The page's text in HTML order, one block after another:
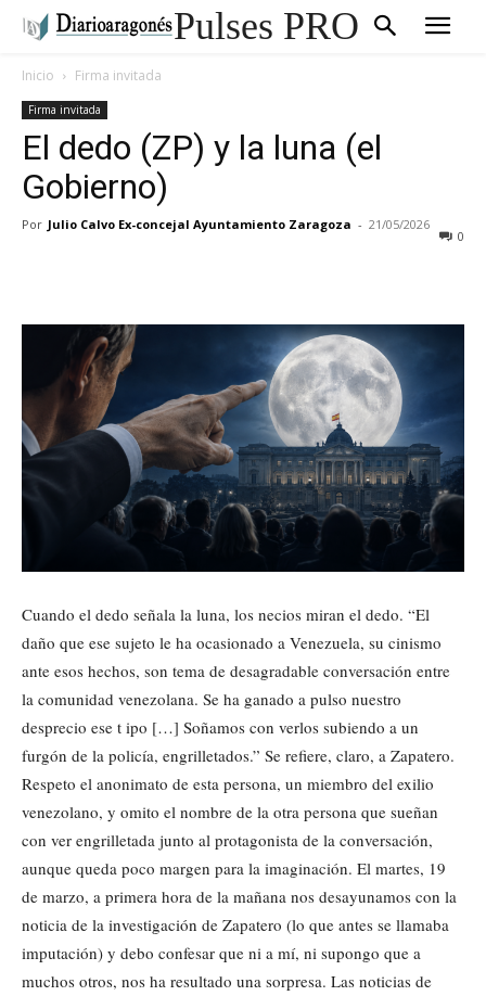
Pulses PRO
Inicio Firma invitada
Firma invitada
El dedo (ZP) y la luna (el
Gobierno)
Por Julio Calvo Ex-concejal Ayuntamiento Zaragoza - 21/05/2026
0
Cuando el dedo señala la luna, los necios miran el dedo. “El
daño que ese sujeto le ha ocasionado a Venezuela, su cinismo
ante esos hechos, son tema de desagradable conversación entre
la comunidad venezolana. Se ha ganado a pulso nuestro
desprecio ese t ipo […] Soñamos con verlos subiendo a un
furgón de la policía, engrilletados.” Se refiere, claro, a Zapatero.
Respeto el anonimato de esta persona, un miembro del exilio
venezolano, y omito el nombre de la otra persona que sueñan
con ver engrilletada junto al protagonista de la conversación,
aunque queda poco margen para la imaginación. El martes, 19
de marzo, a primera hora de la mañana nos desayunamos con la
noticia de la investigación de Zapatero (lo que antes se llamaba
imputación) y debo confesar que ni a mí, ni supongo que a
muchos otros, nos ha resultado una sorpresa. Las noticias de